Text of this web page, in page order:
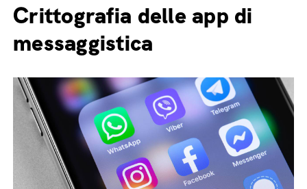
Crittografia delle app di
messaggistica